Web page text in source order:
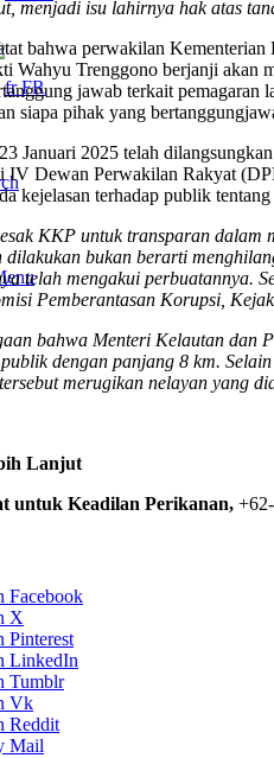
FR
menjadi isu lahirnya hak atas
bahwa perwakilan Kementerian
Wahyu Trenggono berjanji akan
jawab terkait pemagaran
siapa pihak yang
Januari 2025 telah
IV Dewan Perwakilan Rakyat
kejelasan terhadap publik
KKP untuk transparan dalam
dilakukan bukan berarti
telah mengakui perbuatannya.
Pemberantasan Korupsi,
bahwa Menteri Kelautan dan
dengan panjang 8 km.
merugikan nelayan yang
Lanjut
untuk Keadilan Perikanan,
Facebook
X
Pinterest
LinkedIn
Tumblr
Vk
Reddit
Mail